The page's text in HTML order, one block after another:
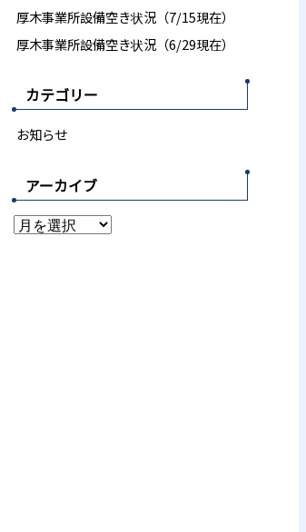
厚木事業所設備空き状況（7/15現在）
厚木事業所設備空き状況（6/29現在）
カテゴリー
お知らせ
アーカイブ